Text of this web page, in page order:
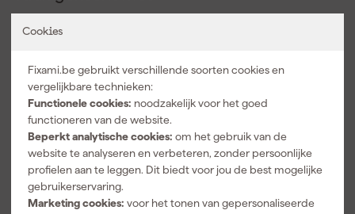
Cookies
Fixami.be gebruikt verschillende soorten cookies en
vergelijkbare technieken:
Functionele cookies: noodzakelijk voor het goed
functioneren van de website.
Beperkt analytische cookies: om het gebruik van de
website te analyseren en verbeteren, zonder persoonlijke
profielen aan te leggen. Dit biedt voor jou de best mogelijke
gebruikerservaring.
Marketing cookies: voor het tonen van gepersonaliseerde
Makita B-
35134
45331
46931